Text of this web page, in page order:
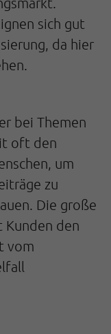
sich gut
da hier
bei Themen
oft den
um
zu
Die große
Kunden den
vom